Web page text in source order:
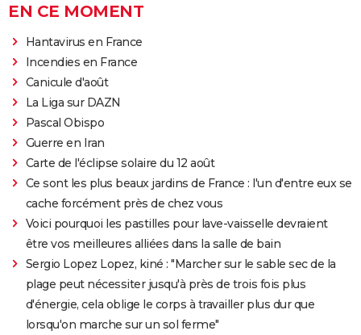
EN CE MOMENT
Hantavirus en France
Incendies en France
Canicule d'août
La Liga sur DAZN
Pascal Obispo
Guerre en Iran
Carte de l'éclipse solaire du 12 août
Ce sont les plus beaux jardins de France : l'un d'entre eux se
cache forcément près de chez vous
Voici pourquoi les pastilles pour lave-vaisselle devraient
être vos meilleures alliées dans la salle de bain
Sergio Lopez Lopez, kiné : "Marcher sur le sable sec de la
plage peut nécessiter jusqu'à près de trois fois plus
d'énergie, cela oblige le corps à travailler plus dur que
lorsqu'on marche sur un sol ferme"